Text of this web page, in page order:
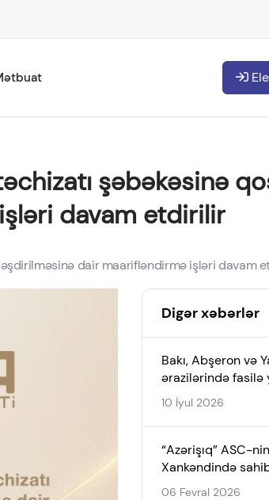
şəbəkəsinə
davam etdirilir
dair maarifləndirmə işləri davam
Digər xəbərlər
Bakı, Abşeron və
ərazilərində fasilə
10 İyul 2026
“Azərişıq” ASC-
Xankəndində
06 Fevral 2026